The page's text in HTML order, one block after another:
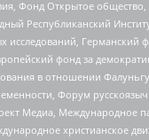
Фонд Открытое
Республиканский
фонд за
в отношении
Форум
Международное
христианское